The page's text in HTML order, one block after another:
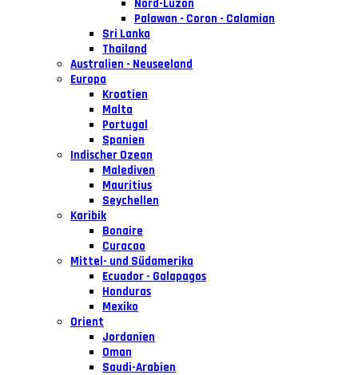
Nord-Luzon
Palawan - Coron - Calamian
Sri Lanka
Thailand
Australien - Neuseeland
Europa
Kroatien
Malta
Portugal
Spanien
Indischer Ozean
Malediven
Mauritius
Seychellen
Karibik
Bonaire
Curacao
Mittel- und Südamerika
Ecuador - Galapagos
Honduras
Mexiko
Orient
Jordanien
Oman
Saudi-Arabien